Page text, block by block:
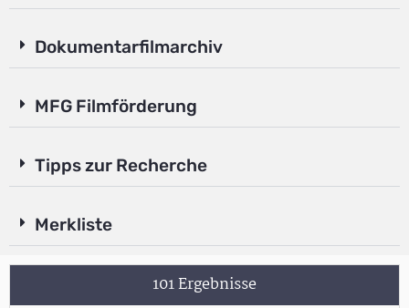
Dokumentarfilmarchiv
MFG Filmförderung
Tipps zur Recherche
Merkliste
101 Ergebnisse